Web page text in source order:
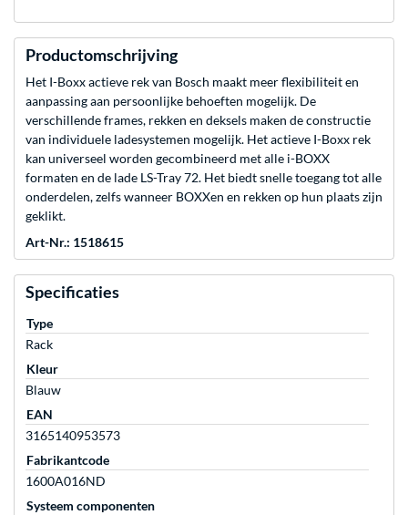
Productomschrijving
Het I-Boxx actieve rek van Bosch maakt meer flexibiliteit en
aanpassing aan persoonlijke behoeften mogelijk. De
verschillende frames, rekken en deksels maken de constructie
van individuele ladesystemen mogelijk. Het actieve I-Boxx rek
kan universeel worden gecombineerd met alle i-BOXX
formaten en de lade LS-Tray 72. Het biedt snelle toegang tot alle
onderdelen, zelfs wanneer BOXXen en rekken op hun plaats zijn
geklikt.
Art-Nr.: 1518615
Specificaties
Type
Rack
Kleur
Blauw
EAN
3165140953573
Fabrikantcode
1600A016ND
Systeem componenten